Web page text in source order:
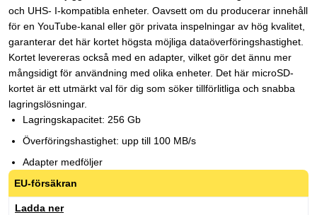
och UHS- I-kompatibla enheter. Oavsett om du producerar innehåll
för en YouTube-kanal eller gör privata inspelningar av hög kvalitet,
garanterar det här kortet högsta möjliga dataöverföringshastighet.
Kortet levereras också med en adapter, vilket gör det ännu mer
mångsidigt för användning med olika enheter. Det här microSD-
kortet är ett utmärkt val för dig som söker tillförlitliga och snabba
lagringslösningar.
Lagringskapacitet: 256 Gb
Överföringshastighet: upp till 100 MB/s
Adapter medföljer
EU-försäkran
Ladda ner